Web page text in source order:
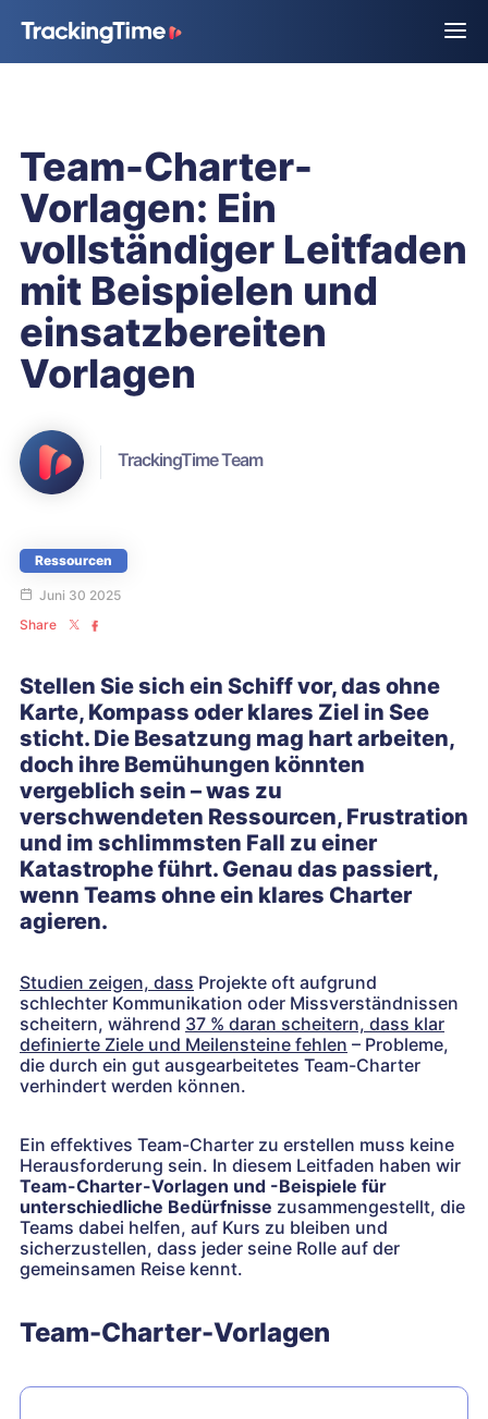
Team-Charter-
Vorlagen: Ein
vollständiger Leitfaden
mit Beispielen und
einsatzbereiten
Vorlagen
TrackingTime Team
Ressourcen
Juni 30 2025
Share
Stellen Sie sich ein Schiff vor, das ohne
Karte, Kompass oder klares Ziel in See
sticht. Die Besatzung mag hart arbeiten,
doch ihre Bemühungen könnten
vergeblich sein – was zu
verschwendeten Ressourcen, Frustration
und im schlimmsten Fall zu einer
Katastrophe führt. Genau das passiert,
wenn Teams ohne ein klares Charter
agieren.
Studien zeigen, dass Projekte oft aufgrund
schlechter Kommunikation oder Missverständnissen
scheitern, während 37 % daran scheitern, dass klar
definierte Ziele und Meilensteine fehlen – Probleme,
die durch ein gut ausgearbeitetes Team-Charter
verhindert werden können.
Ein effektives Team-Charter zu erstellen muss keine
Herausforderung sein. In diesem Leitfaden haben wir
Team-Charter-Vorlagen und -Beispiele für
unterschiedliche Bedürfnisse zusammengestellt, die
Teams dabei helfen, auf Kurs zu bleiben und
sicherzustellen, dass jeder seine Rolle auf der
gemeinsamen Reise kennt.
Team-Charter-Vorlagen